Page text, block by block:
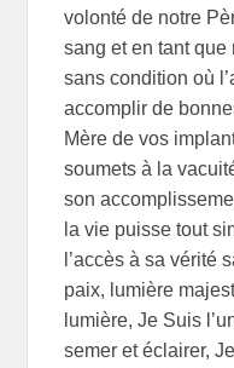
volonté de notre
sang et en tant
sans condition où
accomplir de
Mère de vos
soumets à la
son
la vie puisse tout
l’accès à sa vérité
paix, lumière
lumière, Je Suis
semer et éclairer,